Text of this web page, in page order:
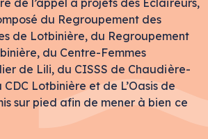
du Regroupement des
de Lotbinière, du Regroupement
du Centre-Femmes
de Lili, du CISSS de Chaudière-
Lotbinière et de L’Oasis de
sur pied afin de mener à bien ce